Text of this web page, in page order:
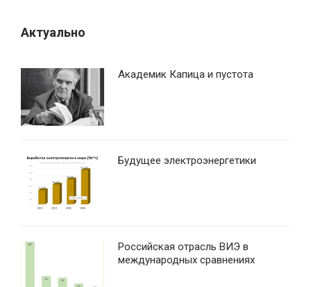
Актуально
Академик Капица и пустота
Будущее электроэнергетики
Российская отрасль ВИЭ в
международных сравнениях